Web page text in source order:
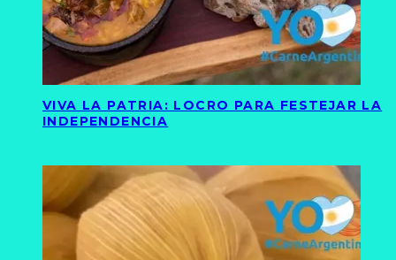
VIVA LA PATRIA: LOCRO PARA FESTEJAR LA
INDEPENDENCIA